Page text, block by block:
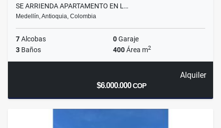
SE ARRIENDA APARTAMENTO EN L…
Medellín, Antioquia, Colombia
7Alcobas 0Garaje
3 Baños 400Área m2
Alquiler
$6.000.000COP